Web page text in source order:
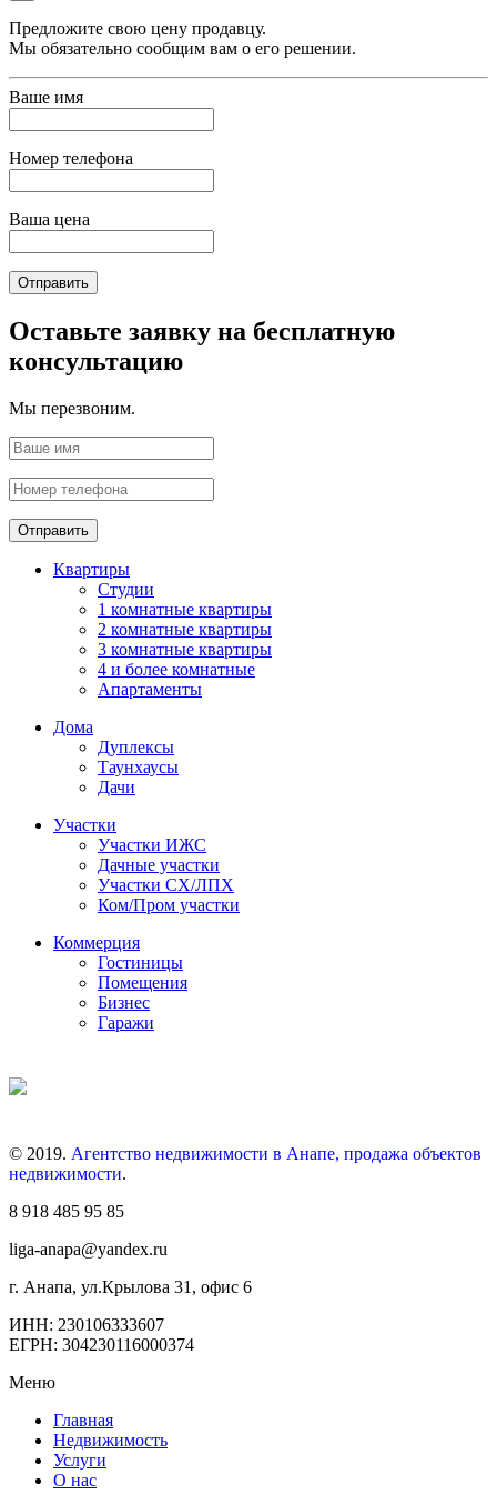
Предложите свою цену продавцу.
Мы обязательно сообщим вам о его решении.
Ваше имя
Номер телефона
Ваша цена
Отправить
Оставьте заявку на бесплатную
консультацию
Мы перезвоним.
Отправить
Квартиры
Студии
1 комнатные квартиры
2 комнатные квартиры
3 комнатные квартиры
4 и более комнатные
Апартаменты
Дома
Дуплексы
Таунхаусы
Дачи
Участки
Участки ИЖС
Дачные участки
Участки СХ/ЛПХ
Ком/Пром участки
Коммерция
Гостиницы
Помещения
Бизнес
Гаражи
© 2019. Агентство недвижимости в Анапе, продажа объектов
недвижимости.
8 918 485 95 85
liga-anapa@yandex.ru
г. Анапа, ул.Крылова 31, офис 6
ИНН: 230106333607
ЕГРН: 304230116000374
Меню
Главная
Недвижимость
Услуги
О нас